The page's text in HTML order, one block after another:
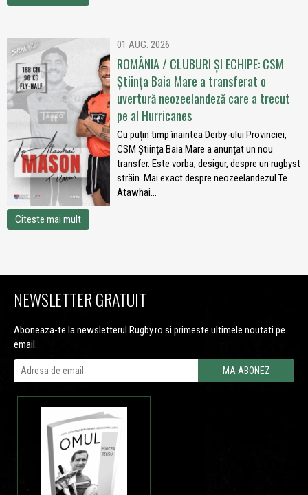
01 AUG. 2026
ROMÂNIA / CLUBURI ȘI ECHIPE: CSM
Știința Baia Mare a transferat o
uvertură neozeelandeză care a trecut
pe al Hurricanes
Cu puțin timp înaintea Derby-ului Provinciei,
CSM Știința Baia Mare a anunțat un nou
transfer. Este vorba, desigur, despre un rugbyst
străin. Mai exact despre neozeelandezul Te
Atawhai...
Citeste mai mult
NEWSLETTER GRATUIT
Aboneaza-te la newsletterul Rugby.ro si primeste ultimele noutati pe
email.